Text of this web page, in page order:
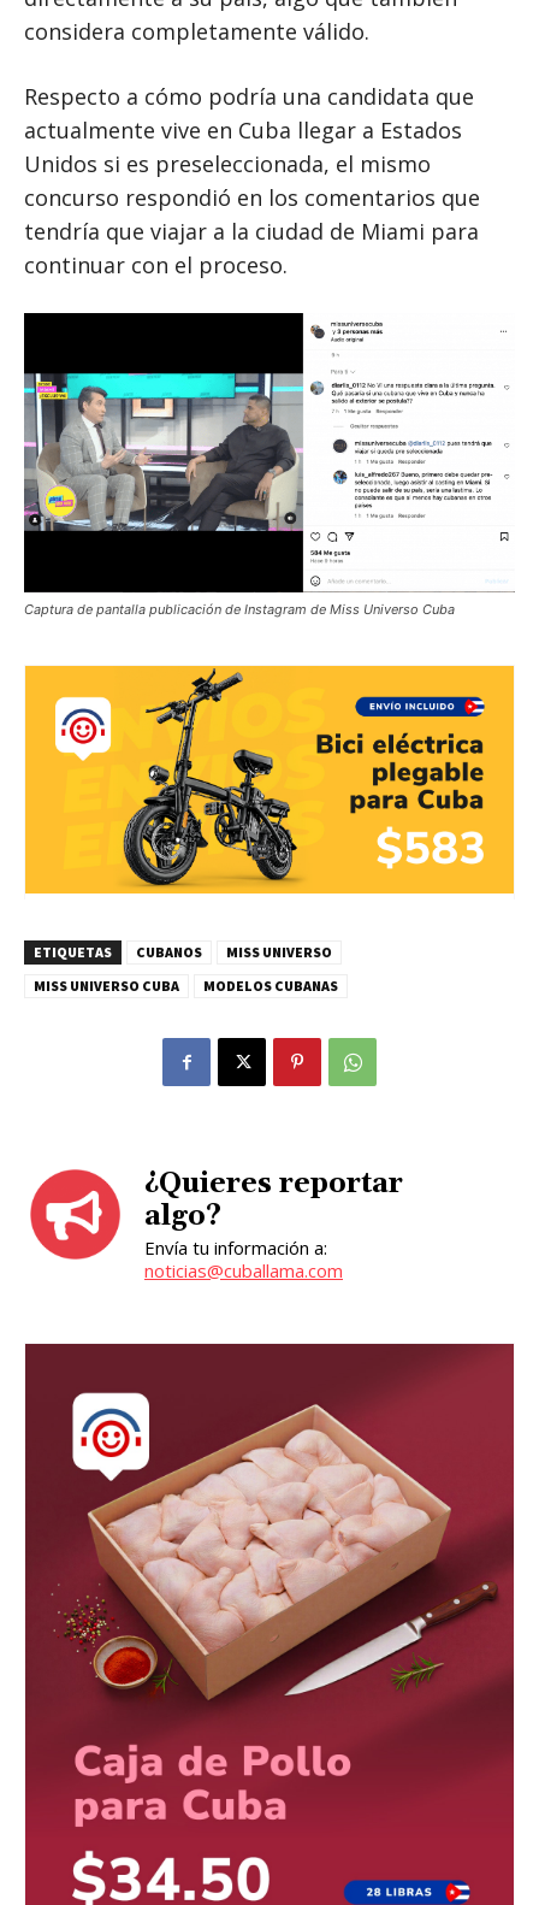
considera completamente válido.
Respecto a cómo podría una candidata que
actualmente vive en Cuba llegar a Estados
Unidos si es preseleccionada, el mismo
concurso respondió en los comentarios que
tendría que viajar a la ciudad de Miami para
continuar con el proceso.
Captura de pantalla publicación de Instagram de Miss Universo Cuba
ETIQUETAS CUBANOS
MISS UNIVERSO
MISS UNIVERSO CUBA
MODELOS CUBANAS
¿Quieres reportar
algo?
Envía tu información a:
noticias@cuballama.com